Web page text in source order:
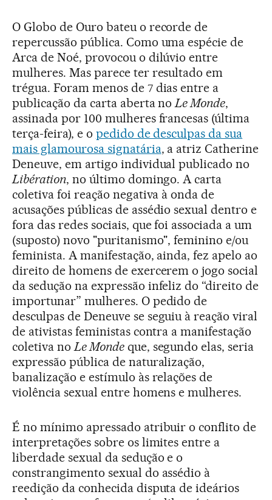
O Globo de Ouro bateu o recorde de
repercussão pública. Como uma espécie de
Arca de Noé, provocou o dilúvio entre
mulheres. Mas parece ter resultado em
trégua. Foram menos de 7 dias entre a
publicação da carta aberta no Le Monde,
assinada por 100 mulheres francesas (última
terça-feira), e o pedido de desculpas da sua
mais glamourosa signatária, a atriz Catherine
Deneuve, em artigo individual publicado no
Libération, no último domingo. A carta
coletiva foi reação negativa à onda de
acusações públicas de assédio sexual dentro e
fora das redes sociais, que foi associada a um
(suposto) novo "puritanismo", feminino e/ou
feminista. A manifestação, ainda, fez apelo ao
direito de homens de exercerem o jogo social
da sedução na expressão infeliz do “direito de
importunar” mulheres. O pedido de
desculpas de Deneuve se seguiu à reação viral
de ativistas feministas contra a manifestação
coletiva no Le Mondeque, segundo elas, seria
expressão pública de naturalização,
banalização e estímulo às relações de
violência sexual entre homens e mulheres.
É no mínimo apressado atribuir o conflito de
interpretações sobre os limites entre a
liberdade sexual da sedução e o
constrangimento sexual do assédio à
reedição da conhecida disputa de ideários